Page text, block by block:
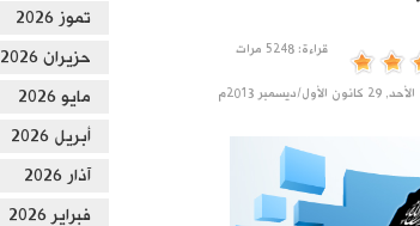
قراءة: 5248 مرات
الأحد, 29 كانون الأول/ديسمبر 2013م
تموز 2026
حزيران 2026
مايو 2026
أبريل 2026
آذار 2026
فبراير 2026